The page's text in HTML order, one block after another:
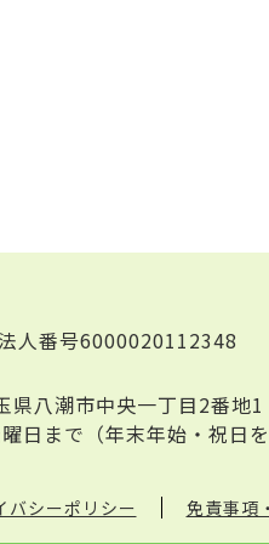
人番号6000020112348
八潮市中央一丁目2番地1
日まで（年末年始・祝日
バシーポリシー 免責事項